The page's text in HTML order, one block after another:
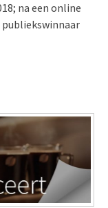
na een online